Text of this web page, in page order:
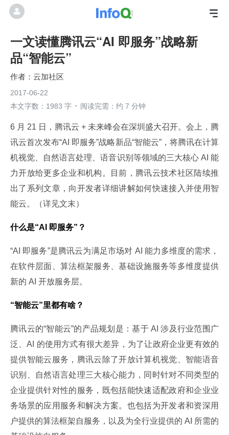
一文读懂腾讯云“AI 即服务”战略新
品“智能云”
云加社区
2017-06-22
本文字数：1983 字
阅读完需：约 7 分钟
6 月 21 日，腾讯云 + 未来峰会在深圳盛大召开。会上，腾
讯云首次发布“AI 即服务”战略新品“智能云”，将腾讯在计算
机视觉、自然语言处理、语音识别等领域的三大核心 AI 能
力开放给更多企业和机构。目前，腾讯云技术社区陆续推
出了系列文章，向开发者详细讲解如何快速接入并使用智
能云。（详见文末）
什么是“AI 即服务”？
“AI 即服务”是腾讯云为满足市场对 AI 能力多维度的需求，
在软件层面、算法框架服务、基础设施服务等多维度提供
新的 AI 开放服务层。
“智能云”里都有啥？
腾讯云的“智能云”的产品规划是：基于 AI 涉及行业范围广
泛、AI 的使用方式有很大差异，为了让政府企业更有效的
提供智能云服务，腾讯云除了开放计算机视觉、智能语音
识别、自然语言处理三大核心能力，同时针对不同类型的
企业提供针对性的服务，既包括能快速适配政府和企业业
务场景的应用服务和解决方案。也包括为开发者和资深用
户提供的算法框架自服务，以及为全行业提供的 AI 所需的